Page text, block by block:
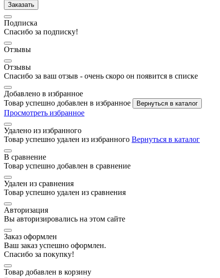
Заказать
Подписка
Спасибо за подписку!
Отзывы
Отзывы
Спасибо за ваш отзыв - очень скоро он появится в списке
Добавлено в избранное
Товар успешно добавлен в избранное
Вернуться в каталог
Просмотреть избранное
Удалено из избранного
Товар успешно удален из избранного Вернуться в каталог
В сравнение
Товар успешно добавлен в сравнение
Удален из сравнения
Товар успешно удален из сравнения
Авторизация
Вы авторизировались на этом сайте
Заказ оформлен
Ваш заказ успешно оформлен.
Спасибо за покупку!
Товар добавлен в корзину